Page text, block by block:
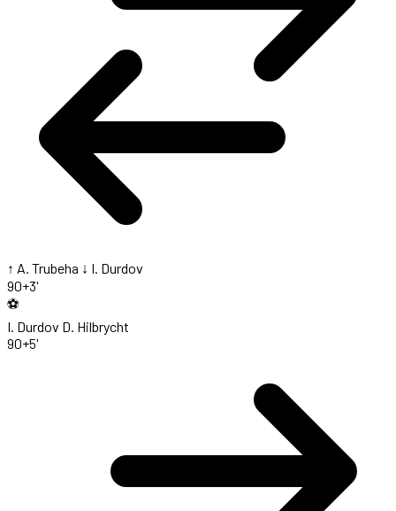
↑ A. Trubeha ↓ I. Durdov
90+3'
⚽
I. Durdov D. Hilbrycht
90+5'